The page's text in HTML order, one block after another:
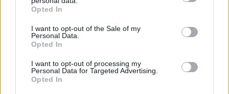
Opted In
I want to opt-out of the Sale of my
Personal Data.
Opted In
I want to opt-out of processing my
Personal Data for Targeted Advertising.
Opted In
Τεχνολογία
Ελληνική τεχνολογία διακρίνεται
παγκοσμίως: Το Brainfood Cloud κατακτά
το Global Impact Award στο World Startup